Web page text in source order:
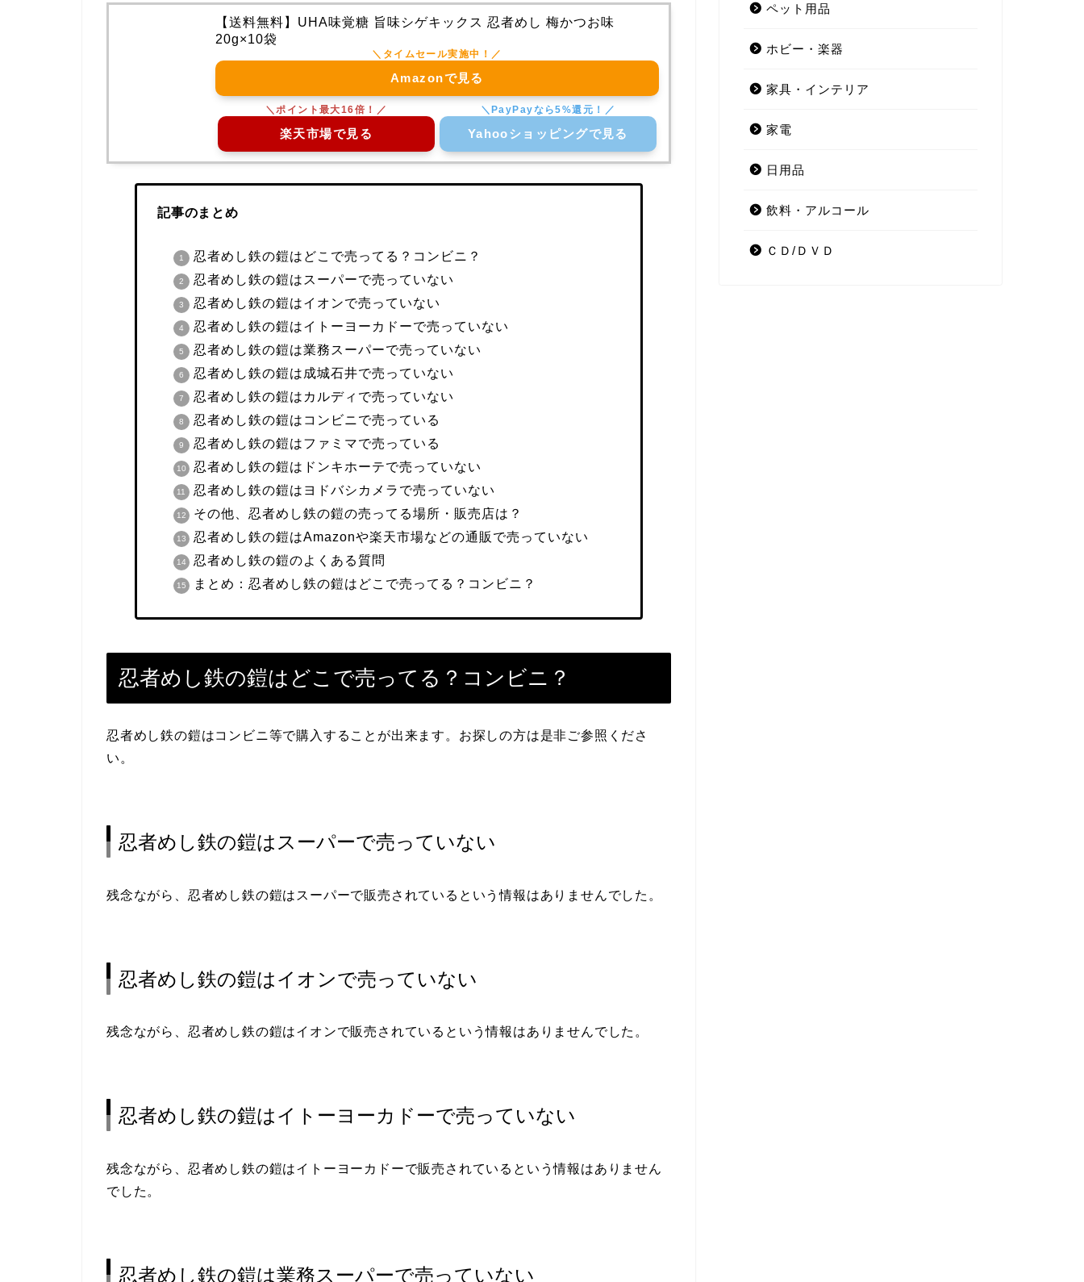
【送料無料】UHA味覚糖 旨味シゲキックス 忍者めし 梅かつお味
20g×10袋
Amazonで見る
楽天市場で見る Yahooショッピングで見る
記事のまとめ
忍者めし鉄の鎧はどこで売ってる？コンビニ？
忍者めし鉄の鎧はスーパーで売っていない
忍者めし鉄の鎧はイオンで売っていない
忍者めし鉄の鎧はイトーヨーカドーで売っていない
忍者めし鉄の鎧は業務スーパーで売っていない
忍者めし鉄の鎧は成城石井で売っていない
忍者めし鉄の鎧はカルディで売っていない
忍者めし鉄の鎧はコンビニで売っている
忍者めし鉄の鎧はファミマで売っている
忍者めし鉄の鎧はドンキホーテで売っていない
忍者めし鉄の鎧はヨドバシカメラで売っていない
その他、忍者めし鉄の鎧の売ってる場所・販売店は？
忍者めし鉄の鎧はAmazonや楽天市場などの通販で売っていない
忍者めし鉄の鎧のよくある質問
まとめ：忍者めし鉄の鎧はどこで売ってる？コンビニ？
忍者めし鉄の鎧はどこで売ってる？コンビニ？
忍者めし鉄の鎧はコンビニ等で購入することが出来ます。お探しの方は是非ご参照くださ
い。
忍者めし鉄の鎧はスーパーで売っていない
残念ながら、忍者めし鉄の鎧はスーパーで販売されているという情報はありませんでした。
忍者めし鉄の鎧はイオンで売っていない
残念ながら、忍者めし鉄の鎧はイオンで販売されているという情報はありませんでした。
忍者めし鉄の鎧はイトーヨーカドーで売っていない
残念ながら、忍者めし鉄の鎧はイトーヨーカドーで販売されているという情報はありません
でした。
忍者めし鉄の鎧は業務スーパーで売っていない
ペット用品
ホビー・楽器
家具・インテリア
家電
日用品
飲料・アルコール
ＣＤ/ＤＶＤ